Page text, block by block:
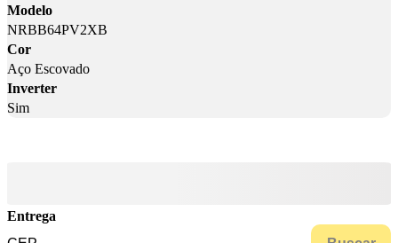
Modelo
NRBB64PV2XB
Cor
Aço Escovado
Inverter
Sim
Entrega